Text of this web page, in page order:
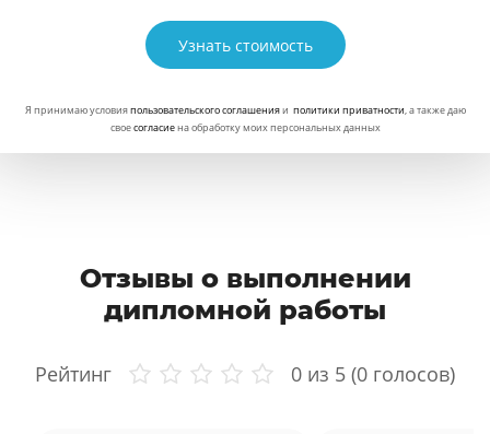
Узнать стоимость
Я принимаю условияпользовательского соглашенияи политики приватности, а также даю
своесогласиена обработку моих персональных данных
Отзывы о выполнении
дипломной работы
Рейтинг 0 из 5 (0 голосов)